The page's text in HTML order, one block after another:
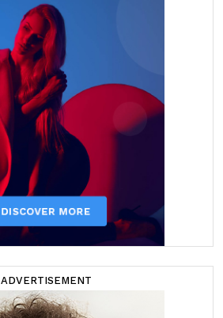
ADVERTISEMENT